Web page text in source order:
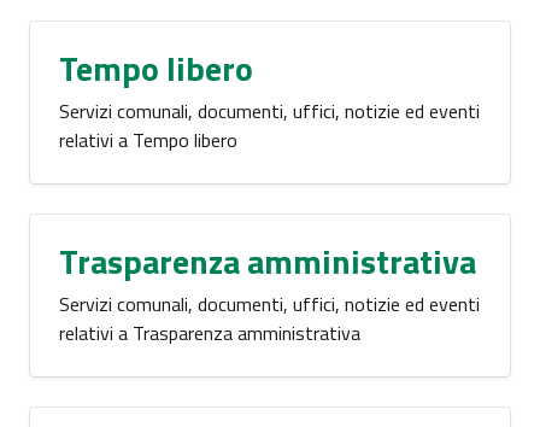
Tempo libero
Servizi comunali, documenti, uffici, notizie ed eventi
relativi a Tempo libero
Trasparenza amministrativa
Servizi comunali, documenti, uffici, notizie ed eventi
relativi a Trasparenza amministrativa